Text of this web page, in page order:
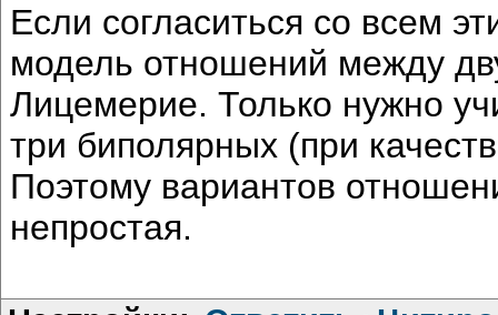
Если согласиться со всем
модель отношений между
Лицемерие. Только нужно
три биполярных (при
Поэтому вариантов
непростая.